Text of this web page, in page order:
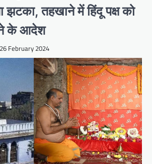
झटका, तहखाने में हिंदू पक्ष को
के आदेश
26 February 2024